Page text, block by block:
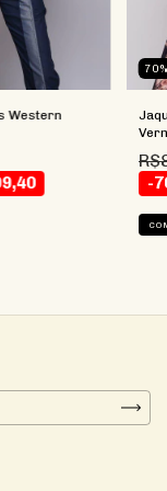
Western
70
-